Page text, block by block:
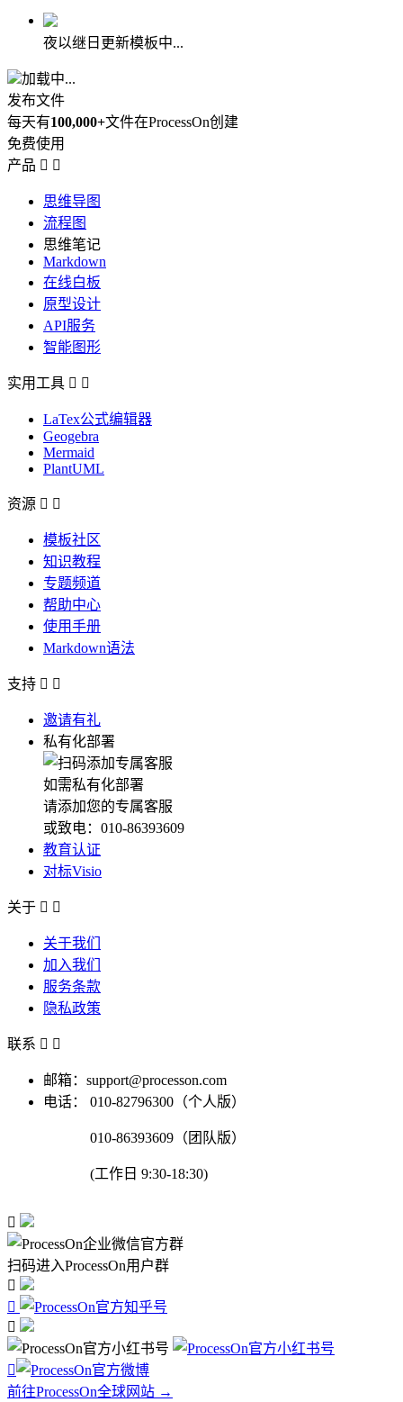
夜以继日更新模板中...
加载中...
发布文件
每天有100,000+文件在ProcessOn创建
免费使用
产品  
思维导图
流程图
思维笔记
Markdown
在线白板
原型设计
API服务
智能图形
实用工具  
LaTex公式编辑器
Geogebra
Mermaid
PlantUML
资源  
模板社区
知识教程
专题频道
帮助中心
使用手册
Markdown语法
支持  
邀请有礼
私有化部署
如需私有化部署
请添加您的专属客服
或致电：010-86393609
教育认证
对标Visio
关于  
关于我们
加入我们
服务条款
隐私政策
联系  
邮箱：support@processon.com
电话：
010-82796300（个人版）
010-86393609（团队版）
(工作日 9:30-18:30)

扫码进入ProcessOn用户群




前往ProcessOn全球网站 →